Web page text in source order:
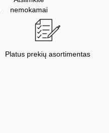
nemokamai
Platus prekių asortimentas